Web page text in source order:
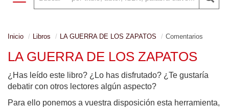
Inicio Libros LA GUERRA DE LOS ZAPATOS Comentarios
LA GUERRA DE LOS ZAPATOS
¿Has leído este libro? ¿Lo has disfrutado? ¿Te gustaría
debatir con otros lectores algún aspecto?
Para ello ponemos a vuestra disposición esta herramienta,